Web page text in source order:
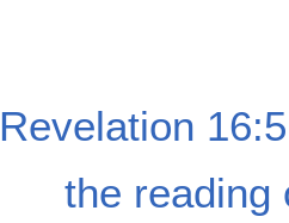
Revelation
the reading